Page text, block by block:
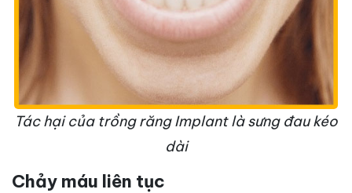
Tác hại của trồng răng Implant là sưng đau kéo
dài
Chảy máu liên tục